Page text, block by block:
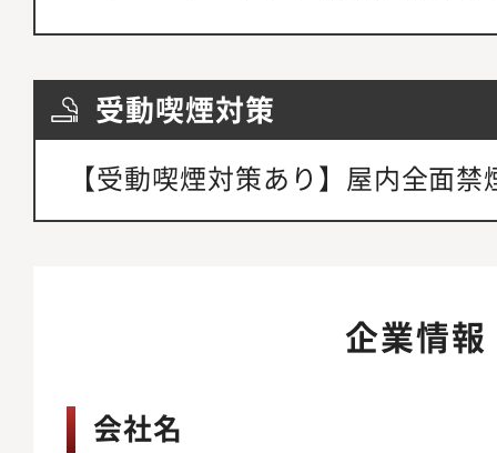
受動喫煙対策
【受動喫煙対策あり】屋内全面禁
企業情報
会社名